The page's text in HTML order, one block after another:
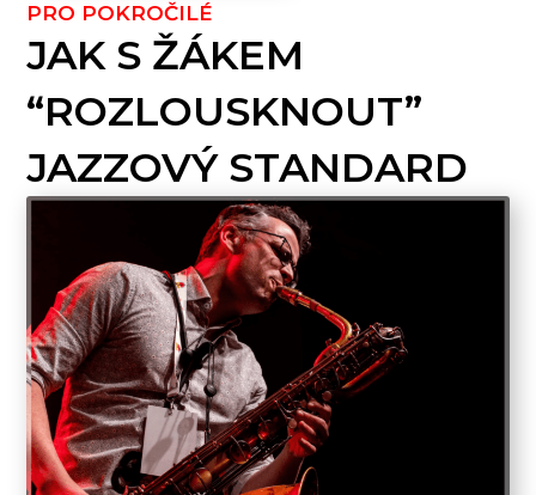
PRO POKROČILÉ
JAK S ŽÁKEM
“ROZLOUSKNOUT”
JAZZOVÝ STANDARD